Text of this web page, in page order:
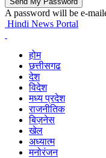
A password will be e-
Hindi News Portal
होम
छत्तीसगढ
देश
विदेश
मध्य प्रदेश
राजनीतिक
बिज़नेस
खेल
अध्यात्म
मनोरंजन